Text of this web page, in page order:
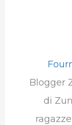
Blogger
di